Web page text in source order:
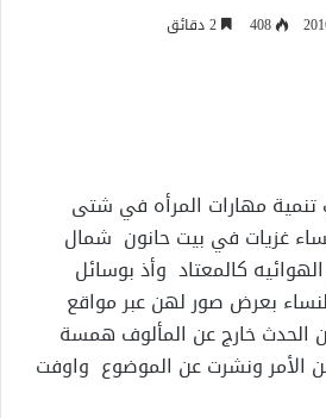
408
مهارات المرأه في شتى
نساء غزيات في بيت حانون شمال
كالمعتاد وأذ بوسائل
بعرض صور لهن عبر مواقع
الحدث خارج عن المألوف همسة
الأمر ونشرت عن الموضوع واوفت